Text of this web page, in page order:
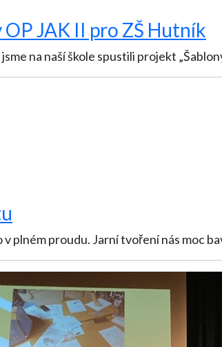
OP JAK II pro ZŠ Hutník
na naší škole spustili projekt
v plném proudu. Jarní tvoření nás moc